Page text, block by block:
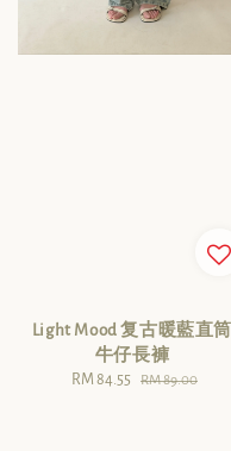
Light Mood 复古暖藍直筒
牛仔長褲
Sale
RM 84.55 Regular
RM 89.00